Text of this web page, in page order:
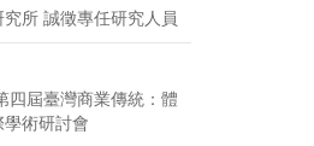
所 誠徵專任研究人員
四屆臺灣商業傳統：體
術研討會